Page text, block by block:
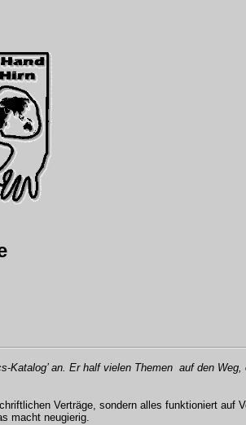
Katalog’ an. Er half vielen Themen auf den
Verträge, sondern alles funktioniert auf
macht neugierig.